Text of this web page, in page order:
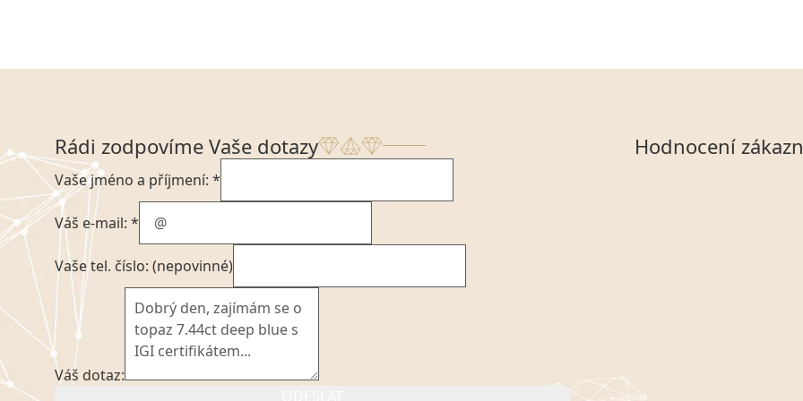
Rádi zodpovíme Vaše dotazy
Vaše jméno a příjmení: *
Váš e-mail: *
Vaše tel. číslo: (nepovinné)
Váš dotaz:
Hodnocení